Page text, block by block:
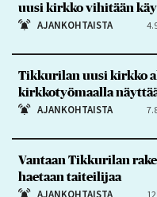
uusi kirkko vihitään
AJANKOHTAISTA
Tikkurilan uusi kirkko
kirkkotyömaalla
AJANKOHTAISTA
Vantaan Tikkurilan
haetaan taiteilijaa
AJANKOHTAISTA